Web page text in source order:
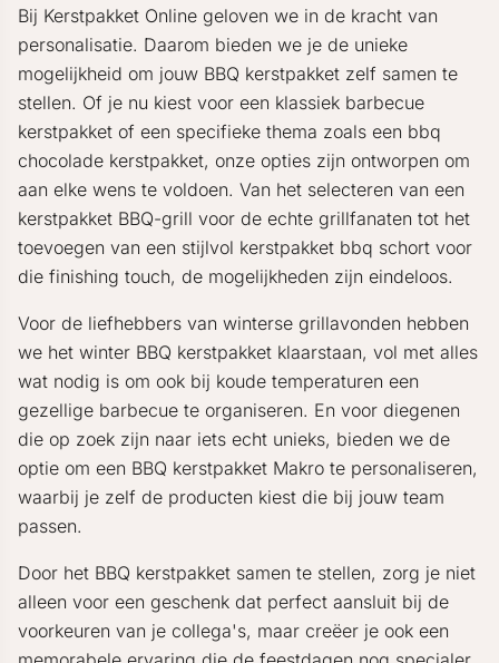
Bij Kerstpakket Online geloven we in de kracht van
personalisatie. Daarom bieden we je de unieke
mogelijkheid om jouw BBQ kerstpakket zelf samen te
stellen. Of je nu kiest voor een klassiek barbecue
kerstpakket of een specifieke thema zoals een bbq
chocolade kerstpakket, onze opties zijn ontworpen om
aan elke wens te voldoen. Van het selecteren van een
kerstpakket BBQ-grill voor de echte grillfanaten tot het
toevoegen van een stijlvol kerstpakket bbq schort voor
die finishing touch, de mogelijkheden zijn eindeloos.
Voor de liefhebbers van winterse grillavonden hebben
we het winter BBQ kerstpakket klaarstaan, vol met alles
wat nodig is om ook bij koude temperaturen een
gezellige barbecue te organiseren. En voor diegenen
die op zoek zijn naar iets echt unieks, bieden we de
optie om een BBQ kerstpakket Makro te personaliseren,
waarbij je zelf de producten kiest die bij jouw team
passen.
Door het BBQ kerstpakket samen te stellen, zorg je niet
alleen voor een geschenk dat perfect aansluit bij de
voorkeuren van je collega's, maar creëer je ook een